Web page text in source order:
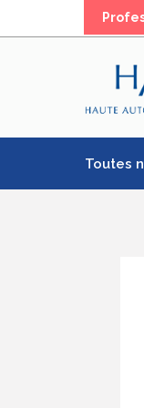
Toutes